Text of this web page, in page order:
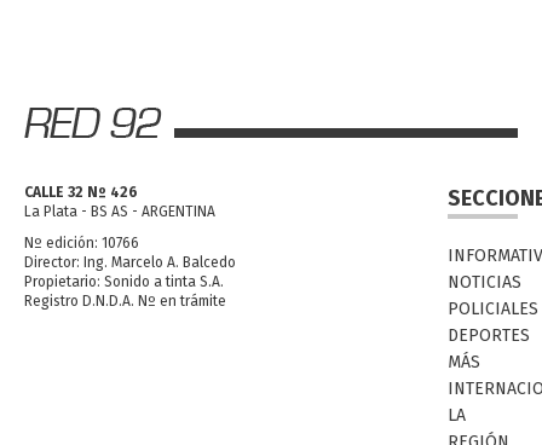
CALLE 32 Nº 426
La Plata - BS AS - ARGENTINA
Nº edición: 10766
Director: Ing. Marcelo A. Balcedo
Propietario: Sonido a tinta S.A.
Registro D.N.D.A. Nº en trámite
NOTICIAS
POLICIALES
DEPORTES
MÁS
LA